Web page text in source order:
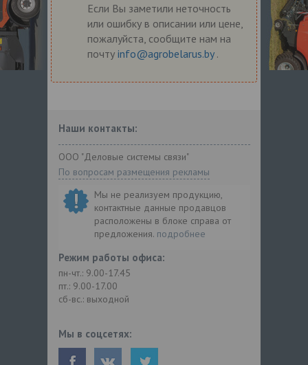
Если Вы заметили неточность
или ошибку в описании или цене,
пожалуйста, сообщите нам на
почту info@agrobelarus.by .
Наши контакты:
ООО "Деловые системы связи"
По вопросам размещения рекламы
Мы не реализуем продукцию,
контактные данные продавцов
расположены в блоке справа от
предложения. подробнее
Режим работы офиса:
пн-чт.: 9.00-17.45
пт.: 9.00-17.00
сб-вс.: выходной
Мы в соцсетях: